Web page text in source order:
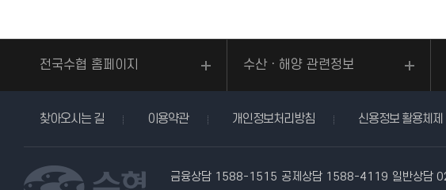
전국수협 홈페이지 수산ㆍ해양 관련정보
찾아오시는 길 이용약관 개인정보처리방침 신용정보 활용체제
금융상담 1588-1515 공제상담 1588-4119 일반상담